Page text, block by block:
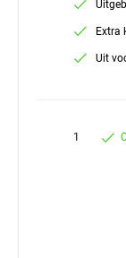
Extra
Uit
1